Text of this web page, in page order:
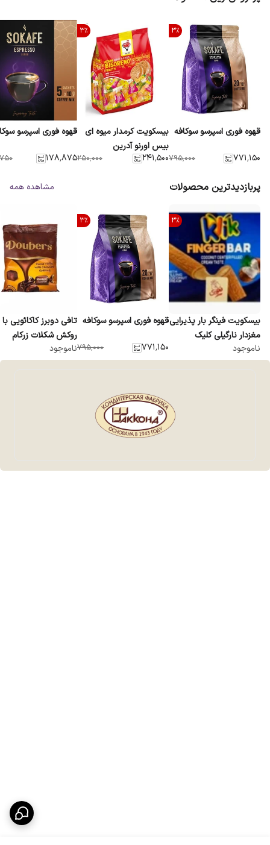
3%
قهوه فوری اسپرسو سوکافه
۷۷۱٬۱۵۰ ۷۹۵٬۰۰۰
3%
بیسکویت کرمدار میوه ای
بیس اورنو آدرین
۲۴۱٬۵۰۰
۲۵۰٬۰۰۰
قهوه فوری اسپرسو
۱۷۸٬۸۷۵
پربازدیدترین محصولات مشاهده همه
3%
بیسکویت فینگر بار پذیرایی
مغزدار نارگیلی کلیک
ناموجود
3%
قهوه فوری اسپرسو سوکافه
۷۷۱٬۱۵۰ ۷۹۵٬۰۰۰
تافی دوبرز کاکائویی با
روکش شکلات زرکام
ناموجود